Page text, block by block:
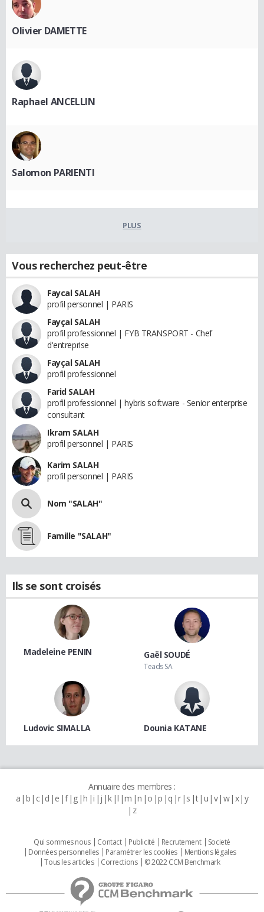
Olivier DAMETTE
Raphael ANCELLIN
Salomon PARIENTI
PLUS
Vous recherchez peut-être
Faycal SALAH
profil personnel | PARIS
Fayçal SALAH
profil professionnel | FYB TRANSPORT - Chef
d'entreprise
Fayçal SALAH
profil professionnel
Farid SALAH
profil professionnel | hybris software - Senior enterprise
consultant
Ikram SALAH
profil personnel | PARIS
Karim SALAH
profil personnel | PARIS
Nom "SALAH"
Famille "SALAH"
Ils se sont croisés
Madeleine PENIN Gaël SOUDÉ
Teads SA
Ludovic SIMALLA Dounia KATANE
Annuaire des membres :
a b c d e f g h i j k l m n o p q r s t u v w x y
z
Qui sommes nous Contact Publicité Recrutement
Societé
Données personnelles
Paramétrer les cookies
Mentions légales
Tous les articles
Corrections © 2022 CCM Benchmark